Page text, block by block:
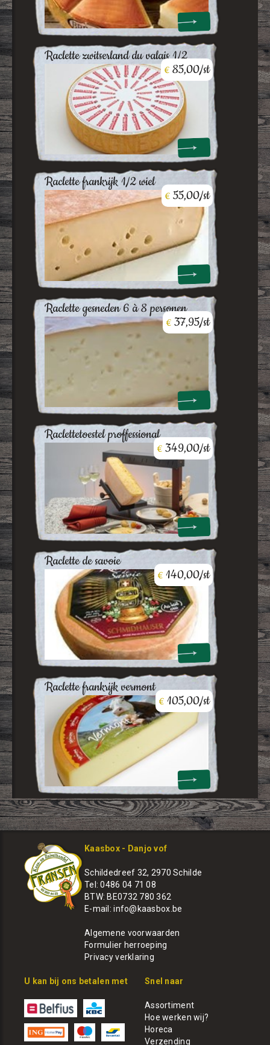
raclette zwitserland du valais 1/2
€85,00/st
raclette frankrijk 1/2 wiel
€55,00/st
raclette gesneden 6 à 8 personen
€37,95/st
raclettetoestel proffessional
€349,00/st
raclette de savoie
€140,00/st
raclette frankrijk vermont
€105,00/st
Kaasbox - Danjo vof
Schildedreef 32, 2970 Schilde
Tel: 0486 04 71 08
BTW: BE0732 780 362
E-mail:info@kaasbox.be
Algemene voorwaarden
Formulier herroeping
Privacy verklaring
U kan bij ons betalen met Snel naar
Assortiment
Hoe werken wij?
Horeca
Verzending